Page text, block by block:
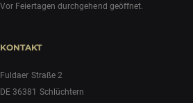
Vor Feiertagen durchgehend geöffnet.
KONTAKT
Fuldaer Straße 2
DE 36381 Schlüchtern